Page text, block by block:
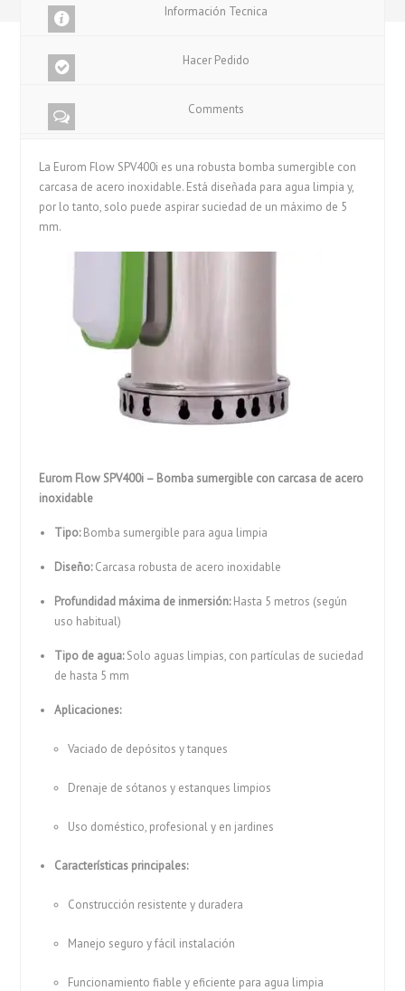
Información Tecnica
Hacer Pedido
Comments
La Eurom Flow SPV400i es una robusta bomba sumergible con
carcasa de acero inoxidable. Está diseñada para agua limpia y,
por lo tanto, solo puede aspirar suciedad de un máximo de 5
mm.
Eurom Flow SPV400i – Bomba sumergible con carcasa de acero
inoxidable
Tipo:Bomba sumergible para agua limpia
Diseño:Carcasa robusta de acero inoxidable
Profundidad máxima de inmersión:Hasta 5 metros (según
uso habitual)
Tipo de agua:Solo aguas limpias, con partículas de suciedad
de hasta 5 mm
Aplicaciones:
Vaciado de depósitos y tanques
Drenaje de sótanos y estanques limpios
Uso doméstico, profesional y en jardines
Características principales:
Construcción resistente y duradera
Manejo seguro y fácil instalación
Funcionamiento fiable y eficiente para agua limpia